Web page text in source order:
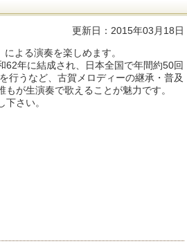
更新日：2015年03月18日
よる演奏を楽しめます。
年に結成され、日本全国で年間約50回
行うなど、古賀メロディーの継承・普及
が生演奏で歌えることが魅力です。
さい。